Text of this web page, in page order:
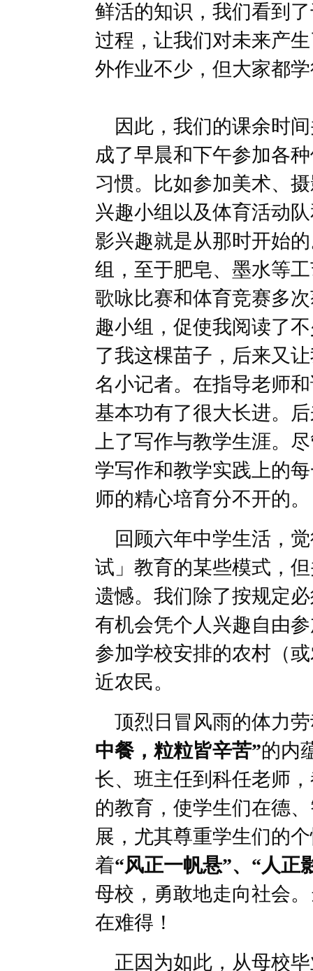
鲜活的知识，我们看到
过程，让我们对未来产
外作业不少，但大家都
因此，我们的课余时
成了早晨和下午参加各
习惯。比如参加美术、
兴趣小组以及体育活动
影兴趣就是从那时开始
组，至于肥皂、墨水等
歌咏比赛和体育竞赛多
趣小组，促使我阅读了
了我这棵苗子，后来又
名小记者。在指导老师
基本功有了很大长进。
上了写作与教学生涯。
学写作和教学实践上的
师的精心培育分不开的。
回顾六年中学生活，
试」教育的某些模式，
遗憾。我们除了按规定
有机会凭个人兴趣自由
参加学校安排的农村（
近农民。
顶烈日冒风雨的体力
中餐，粒粒皆辛苦”的内
长、班主任到科任老师
的教育，使学生们在德
展，尤其尊重学生们的
着“风正一帆悬”、“人正
母校，勇敢地走向社会
在难得！
正因为如此，从母校